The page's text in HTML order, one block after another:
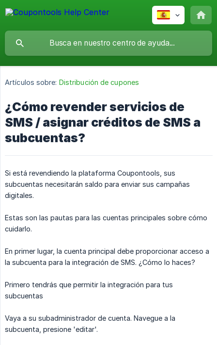
Artículos sobre: Distribución de cupones
¿Cómo revender servicios de
SMS / asignar créditos de SMS a
subcuentas?
Si está revendiendo la plataforma Coupontools, sus
subcuentas necesitarán saldo para enviar sus campañas
digitales.
Estas son las pautas para las cuentas principales sobre cómo
cuidarlo.
En primer lugar, la cuenta principal debe proporcionar acceso a
la subcuenta para la integración de SMS. ¿Cómo lo haces?
Primero tendrás que permitir la integración para tus
subcuentas
Vaya a su subadministrador de cuenta. Navegue a la
subcuenta, presione 'editar'.